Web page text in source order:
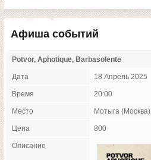
Афиша событий
Potvor, Aphotique, Barbasolente
Дата 18 Апрель 2025
Время 20:00
Место Мотыга (Москва)
Цена 800
Описание